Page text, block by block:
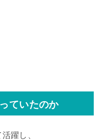
ていたのか
躍し、